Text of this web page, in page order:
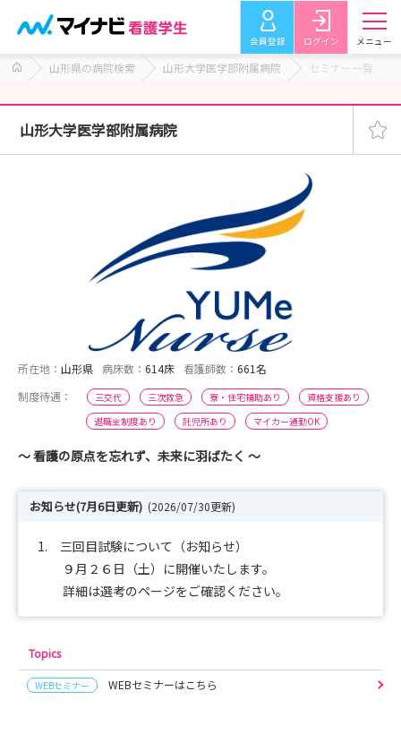
会員登録 ログイン メニュー
山形県の病院検索 山形大学医学部附属病院 セミナー一覧
山形大学医学部附属病院
所在地： 山形県 病床数： 614床 看護師数： 661名
制度待遇：
三交代 三次救急 寮・住宅補助あり
資格支援あり
退職金制度あり
託児所あり マイカー通勤OK
～ 看護の原点を忘れず、未来に羽ばたく ～
お知らせ(7月6日更新) (2026/07/30更新)
1. 三回目試験について（お知らせ）
９月２６日（土）に開催いたします。
詳細は選考のページをご確認ください。
Topics
WEBセミナー WEBセミナーはこちら